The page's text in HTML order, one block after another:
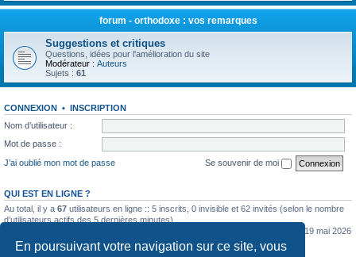
En poursuivant votre navigation sur ce site, vous
forum - orthodoxe : vos remarques
Suggestions et critiques
Questions, idées pour l'amélioration du site
Modérateur : Auteurs
Sujets : 61
CONNEXION • INSCRIPTION
Nom d’utilisateur :
Mot de passe :
J’ai oublié mon mot de passe
Se souvenir de moi
QUI EST EN LIGNE ?
Au total, il y a 67 utilisateurs en ligne :: 5 inscrits, 0 invisible et 62 invités (selon le nombre
d’utilisateurs actifs des 5 dernières minutes)
le mar. 19 mai 2026
0:07